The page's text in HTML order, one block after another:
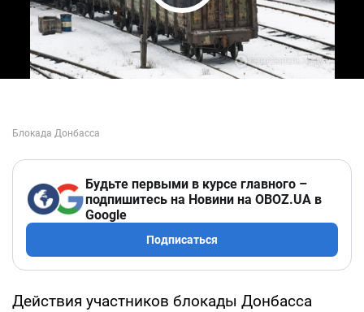
Play Video
Будьте первыми в курсе главного –
подпишитесь на Новини на OBOZ.UA в
Google
Подписаться
Действия участников блокады Донбасса